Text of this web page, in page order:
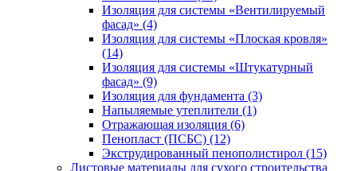
Изоляция для системы «Вентилируемый
фасад» (4)
Изоляция для системы «Плоская кровля»
(14)
Изоляция для системы «Штукатурный
фасад» (9)
Изоляция для фундамента (3)
Напыляемые утеплители (1)
Отражающая изоляция (6)
Пенопласт (ПСБС) (12)
Экструдированный пенополистирол (15)
Листовые материалы для сухого строительства